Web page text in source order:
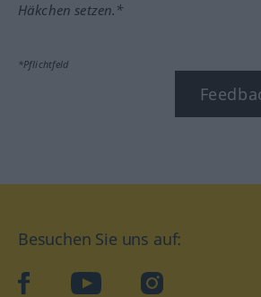
Häkchen setzen.*
*Pflichtfeld
Besuchen Sie uns auf:
facebookYouTube Instagram